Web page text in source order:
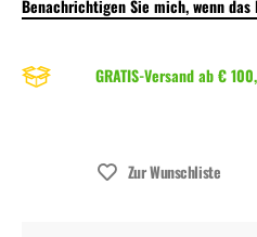
Benachrichtigen Sie mich, wenn
GRATIS-Versand ab €
Zur Wunschliste